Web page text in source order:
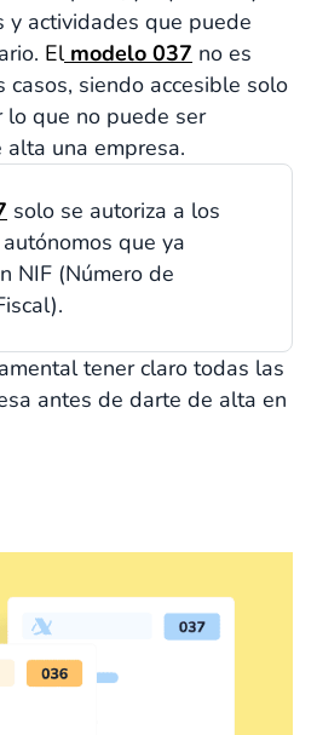
y actividades que puede
Elmodelo 037 no es
siendo accesible solo
lo que no puede ser
una empresa.
solo se autoriza a los
que ya
NIF (Número de
tener claro todas las
antes de darte de alta en